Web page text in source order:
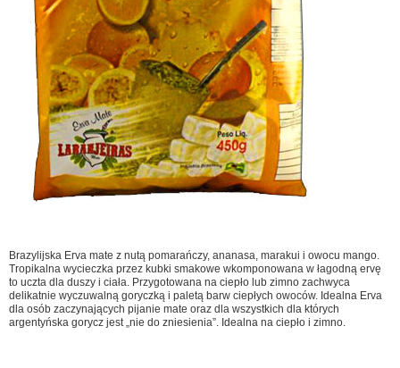
Brazylijska Erva mate z nutą pomarańczy, ananasa, marakui i owocu mango.
Tropikalna wycieczka przez kubki smakowe wkomponowana w łagodną ervę
to uczta dla duszy i ciała. Przygotowana na ciepło lub zimno zachwyca
delikatnie wyczuwalną goryczką i paletą barw ciepłych owoców. Idealna Erva
dla osób zaczynających pijanie mate oraz dla wszystkich dla których
argentyńska gorycz jest „nie do zniesienia”. Idealna na ciepło i zimno.